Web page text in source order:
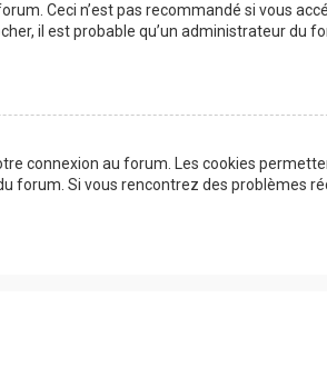
Ceci n’est pas recommandé si vous
il est probable qu’un administrateur du
connexion au forum. Les cookies
forum. Si vous rencontrez des problèmes